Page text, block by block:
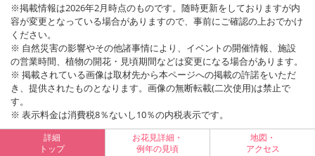
※掲載情報は2026年2月時点のものです。随時更新をしておりますが内
容が変更となっている場合がありますので、事前にご確認の上おでかけ
ください。
※ 自然災害の影響やその他諸事情により、イベントの開催情報、施設
の営業時間、植物の開花・見頃期間などは変更になる場合があります。
※ 掲載されている画像は取材先から本ページへの掲載の許諾をいただ
き、提供されたものとなります。画像の無断転載(二次使用)は禁止で
す。
※ 表示料金は消費税8％ないし10％の内税表示です。
詳細
トップ
お花見詳細・
例年の見頃
地図・
アクセス